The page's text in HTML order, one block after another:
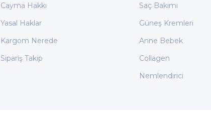
Cayma Hakkı
Yasal Haklar
Kargom Nerede
Sipariş Takip
Saç Bakımı
Güneş Kremleri
Anne Bebek
Collagen
Nemlendirici